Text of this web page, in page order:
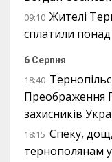
09:10 Жителі
сплатили
6 Серпня
18:40
Преображення
захисників
18:15 Спеку,
тернополянам